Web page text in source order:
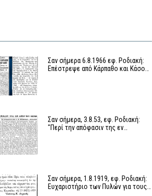
Σαν σήμερα 6.8.1966 εφ. Ροδιακή:
Επέστρεψε από Κάρπαθο και Κάσο…
Σαν σήμερα, 3.8.53, εφ. Ροδιακή:
"Περί την απόφασιν της εν…
Σαν σήμερα, 1.8.1919, εφ. Ροδιακή:
Ευχαριστήριο των Πυλών για τους…